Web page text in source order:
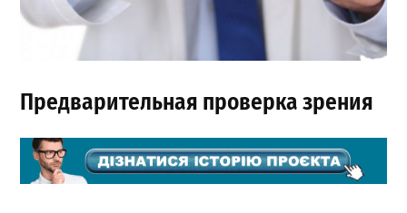
Предварительная проверка зрения